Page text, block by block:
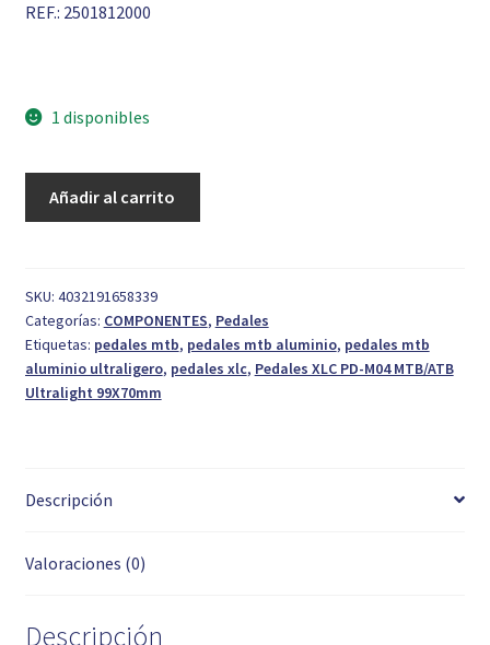
original
REF.: 2501812000
1 disponibles
MTB/ATB
Ultralight
99X70mm
cantidad
Añadir al carrito
SKU: 4032191658339
Categorías: COMPONENTES, Pedales
Etiquetas: pedales mtb, pedales mtb aluminio, pedales mtb
aluminio ultraligero, pedales xlc, Pedales XLC PD-M04 MTB/ATB
Ultralight 99X70mm
Descripción
Valoraciones (0)
Descripción